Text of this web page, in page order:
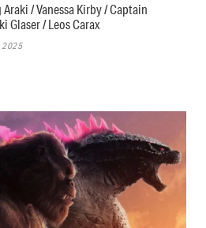
/ Vanessa Kirby / Captain
Glaser / Leos Carax